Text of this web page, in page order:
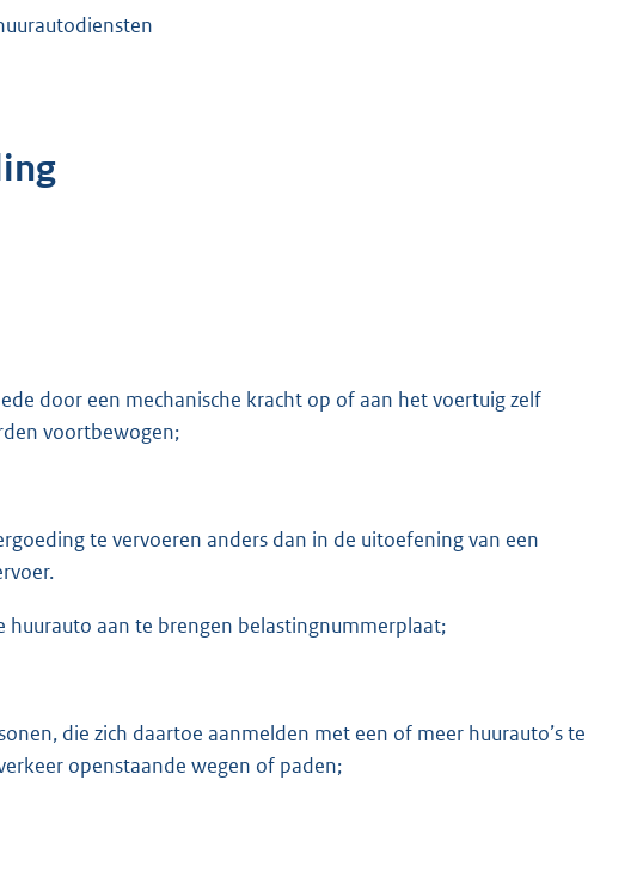
door een mechanische kracht op of aan het voertuig zelf
voortbewogen;
te vervoeren anders dan in de uitoefening van een
aan te brengen belastingnummerplaat;
die zich daartoe aanmelden met een of meer huurauto’s te
openstaande wegen of paden;